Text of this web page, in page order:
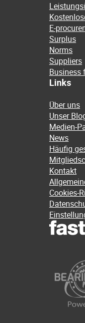
E-
Surplus
Norms
Suppliers
Business
Links
Über uns
Unser
Medien-
News
Häufig
Kontakt
Cookies-